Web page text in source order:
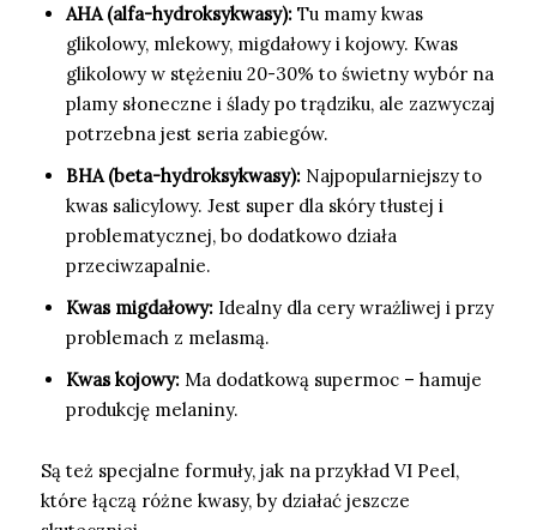
AHA (alfa-hydroksykwasy): Tu mamy kwas
glikolowy, mlekowy, migdałowy i kojowy. Kwas
glikolowy w stężeniu 20-30% to świetny wybór na
plamy słoneczne i ślady po trądziku, ale zazwyczaj
potrzebna jest seria zabiegów.
BHA (beta-hydroksykwasy): Najpopularniejszy to
kwas salicylowy. Jest super dla skóry tłustej i
problematycznej, bo dodatkowo działa
przeciwzapalnie.
Kwas migdałowy: Idealny dla cery wrażliwej i przy
problemach z melasmą.
Kwas kojowy: Ma dodatkową supermoc – hamuje
produkcję melaniny.
Są też specjalne formuły, jak na przykład VI Peel,
które łączą różne kwasy, by działać jeszcze